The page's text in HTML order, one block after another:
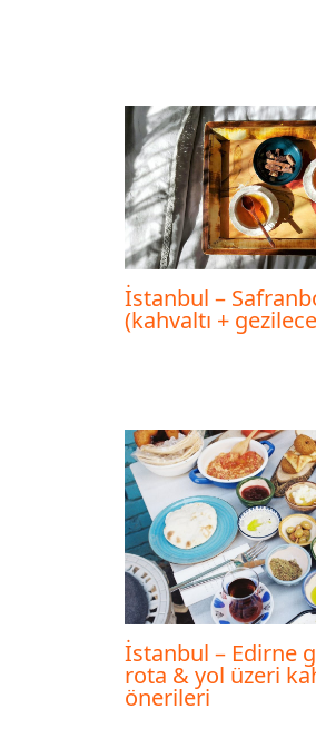
İstanbul –
(kahvaltı +
İstanbul – Edirne
rota & yol üzeri
önerileri